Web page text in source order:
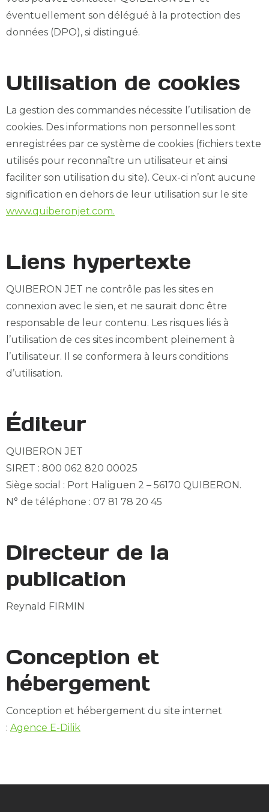
éventuellement son délégué à la protection des
données (DPO), si distingué.
Utilisation de cookies
La gestion des commandes nécessite l’utilisation de
cookies. Des informations non personnelles sont
enregistrées par ce système de cookies (fichiers texte
utilisés pour reconnaître un utilisateur et ainsi
faciliter son utilisation du site). Ceux-ci n’ont aucune
signification en dehors de leur utilisation sur le site
www.quiberonjet.com.
Liens hypertexte
QUIBERON JET ne contrôle pas les sites en
connexion avec le sien, et ne saurait donc être
responsable de leur contenu. Les risques liés à
l’utilisation de ces sites incombent pleinement à
l’utilisateur. Il se conformera à leurs conditions
d’utilisation.
Éditeur
QUIBERON JET
SIRET : 800 062 820 00025
Siège social : Port Haliguen 2 – 56170 QUIBERON.
N° de téléphone : 07 81 78 20 45
Directeur de la
publication
Reynald FIRMIN
Conception et
hébergement
Conception et hébergement du site internet
: Agence E-Dilik